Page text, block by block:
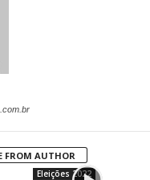
FROM AUTHOR
Eleições 2022